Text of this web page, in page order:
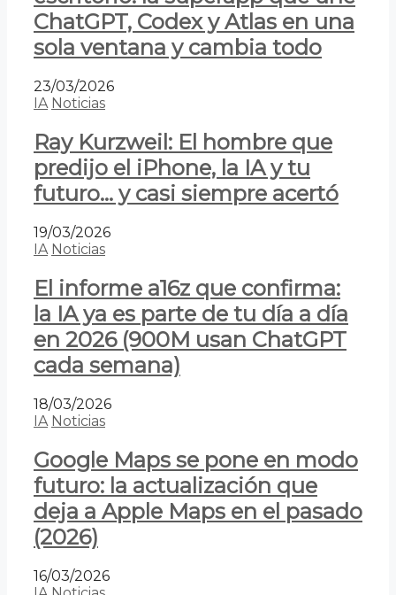
ChatGPT, Codex y Atlas en una
sola ventana y cambia todo
23/03/2026
IA Noticias
Ray Kurzweil: El hombre que
predijo el iPhone, la IA y tu
futuro… y casi siempre acertó
19/03/2026
IA Noticias
El informe a16z que confirma:
la IA ya es parte de tu día a día
en 2026 (900M usan ChatGPT
cada semana)
18/03/2026
IA Noticias
Google Maps se pone en modo
futuro: la actualización que
deja a Apple Maps en el pasado
(2026)
16/03/2026